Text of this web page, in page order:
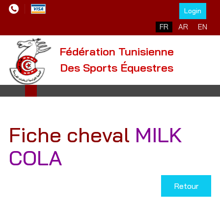
Login
Sélectionnez votre
FR AR EN
Fédération Tunisienne
Des Sports Équestres
Fiche cheval MILK
COLA
Retour